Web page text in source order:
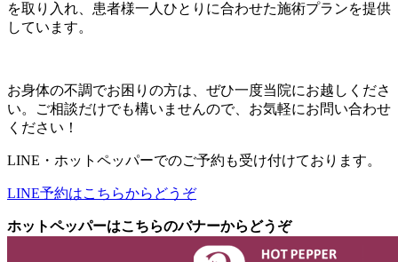
を取り入れ、患者様一人ひとりに合わせた施術プランを提供
しています。
お身体の不調でお困りの方は、ぜひ一度当院にお越しくださ
い。ご相談だけでも構いませんので、お気軽にお問い合わせ
ください！
LINE・ホットペッパーでのご予約も受け付けております。
LINE予約はこちらからどうぞ
ホットペッパーはこちらのバナーからどうぞ